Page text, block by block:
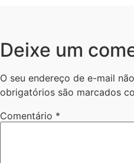
Deixe um
O seu endereço de e-mail
obrigatórios são marcados
Comentário *